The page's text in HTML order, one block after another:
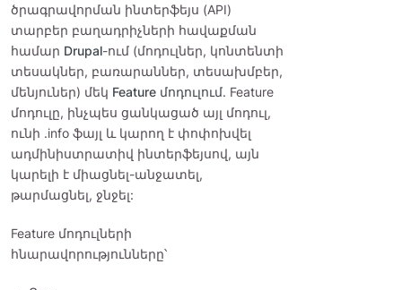
ծրագրավորման ինտերֆեյս (API)
տարբեր բաղադրիչների հավաքման
համար Drupal-ում (մոդուլներ, կոնտենտի
տեսակներ, բառարաններ, տեսախմբեր,
մենյուներ) մեկ Feature մոդուլում. Feature
մոդուլը, ինչպես ցանկացած այլ մոդուլ,
ունի .info ֆայլ և կարող է փոփոխվել
ադմինիստրատիվ ինտերֆեյսով, այն
կարելի է միացնել-անջատել,
թարմացնել, ջնջել:
Feature մոդուլների
հնարավորությունները՝